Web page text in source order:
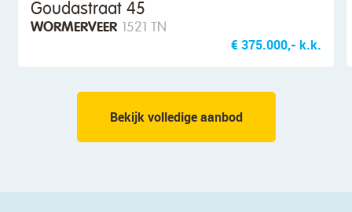
Kapelhof 63
ZAANDAM 1507 VD
€ 795.000,- k.k.
Bekijk volledige aanbod